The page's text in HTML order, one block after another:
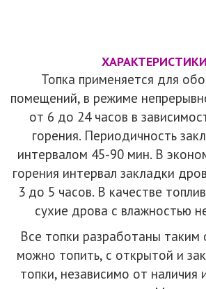
Топка применяется для
помещений, в режиме
от 6 до 24 часов в
горения. Периодичность
интервалом 45-90 мин. В
горения интервал закладки
3 до 5 часов. В качестве
сухие дрова с влажностью
Все топки разработаны таким
можно топить, с открытой и
топки, независимо от наличия